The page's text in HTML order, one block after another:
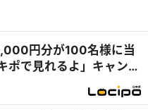
円分が100名様に当
ポで見れるよ」キャンペ